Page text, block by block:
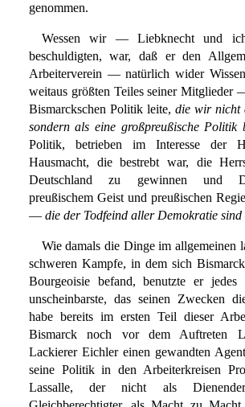
genommen.
Wessen wir — Liebknecht und
beschuldigten, war, daß er den
Arbeiterverein — natürlich wider
weitaus größten Teiles seiner Mitglieder
Bismarckschen Politik leite, die wir nicht
sondern als eine großpreußische Politik
Politik, betrieben im Interesse der
Hausmacht, die bestrebt war, die
Deutschland zu gewinnen und
preußischem Geist und preußischen
— die der Todfeind aller Demokratie sind
Wie damals die Dinge im allgemeinen
schweren Kampfe, in dem sich
Bourgeoisie befand, benutzte er
unscheinbarste, das seinen Zwecken
habe bereits im ersten Teil dieser
Bismarck noch vor dem Auftreten
Lackierer Eichler einen gewandten
seine Politik in den Arbeiterkreisen
Lassalle, der nicht als